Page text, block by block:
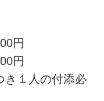
円
円
１人の付添必